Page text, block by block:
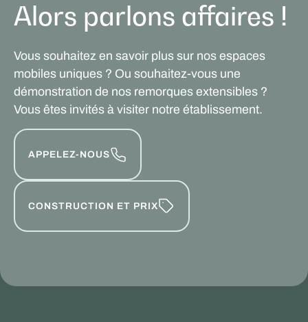
Alors parlons affaires !
Vous souhaitez en savoir plus sur nos espaces
mobiles uniques ? Ou souhaitez-vous une
démonstration de nos remorques extensibles ?
Vous êtes invités à visiter notre établissement.
APPELEZ-NOUS
CONSTRUCTION ET PRIX